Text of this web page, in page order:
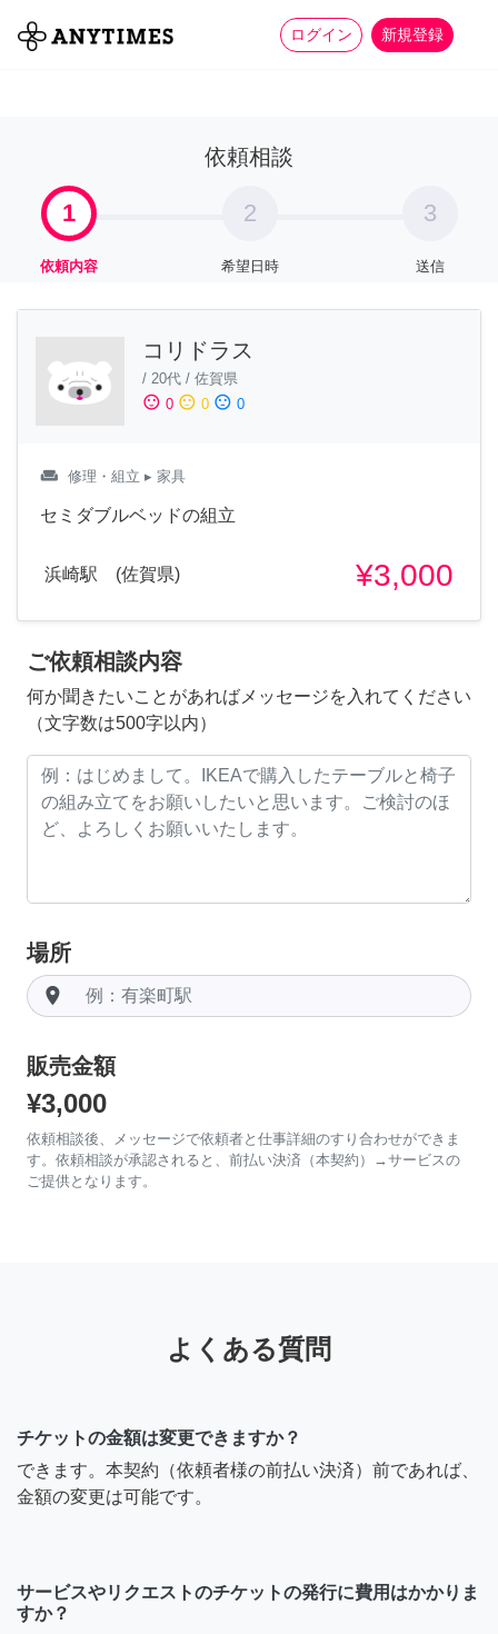
ログイン 新規登録
全て 家事 more_horiz
依頼相談
1
依頼内容
2
希望日時
3
送信
コリドラス
/ 20代 / 佐賀県
sentiment_satisfied 0 sentiment_neutral 0 sentiment_dissatisfied 0
weekend 修理・組立 ▸ 家具
セミダブルベッドの組立
浜崎駅 (佐賀県) ¥3,000
ご依頼相談内容
何か聞きたいことがあればメッセージを入れてください
（文字数は500字以内）
場所
room
販売金額
¥3,000
依頼相談後、メッセージで依頼者と仕事詳細のすり合わせができま
す。依頼相談が承認されると、前払い決済（本契約）→サービスの
ご提供となります。
よくある質問
チケットの金額は変更できますか？
できます。本契約（依頼者様の前払い決済）前であれば、
金額の変更は可能です。
サービスやリクエストのチケットの発行に費用はかかりま
すか？